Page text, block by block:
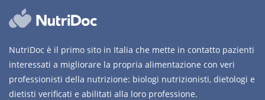
NutriDoc è il primo sito in Italia che mette in contatto pazienti
interessati a migliorare la propria alimentazione con veri
professionisti della nutrizione: biologi nutrizionisti, dietologi e
dietisti verificati e abilitati alla loro professione.